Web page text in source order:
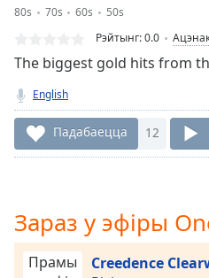
0.00%
TypeLIVE
Seek to
live,
currently
Time-
80s 70s 60s
50s
Рэйтынг:0.0
The biggest gold hits from
English
Падабаецца 12
Зараз у эфіры
Прамы
Creedence